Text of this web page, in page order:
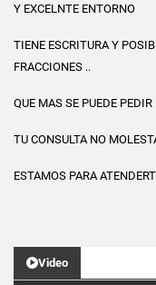
Y EXCELNTE ENTORNO
TIENE ESCRITURA Y
FRACCIONES ..
QUE MAS SE PUEDE PEDIR
TU CONSULTA NO
ESTAMOS PARA
Video